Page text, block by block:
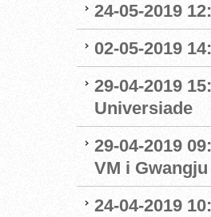
24-05-2019
02-05-2019
29-04-2019
Universiade
29-04-2019
VM i Gwangju
24-04-2019